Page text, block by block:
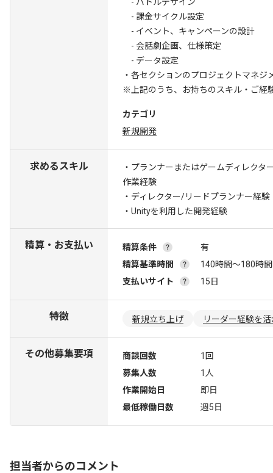
- 課金サイクル設定
- イベント、キャンペーンの設計
- 会話劇企画、仕様策定
- データ設定
・各セクションのプロジェクトマネジ
※上記のうち、お持ちのスキル・ご経
カテゴリ
新規開発
求めるスキル
・プランナーまたはゲームディレクタ
作業経験
・ディレクター/リードプランナー経験
・Unityを利用した開発経験
精算・お支払い 精算条件
有
精算基準時間
140時間〜180時間
支払いサイト
15日
特徴 新規立ち上げ リーダー経験を
その他募集要項 商談回数
1回
募集人数
1人
作業開始日
即日
最低稼働日数
週5日
担当者からのコメント